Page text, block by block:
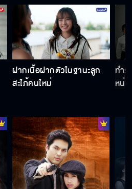
ฝากเนื้อฝากตัวในฐานะลูก
สะใภ้คนใหม่
ทำร้
หน่ว